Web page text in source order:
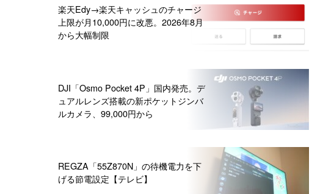
楽天Edy→楽天キャッシュのチャージ
上限が月10,000円に改悪。2026年8月
から大幅制限
DJI「Osmo Pocket 4P」国内発売。デ
ュアルレンズ搭載の新ポケットジンバ
ルカメラ、99,000円から
REGZA「55Z870N」の待機電力を下
げる節電設定【テレビ】